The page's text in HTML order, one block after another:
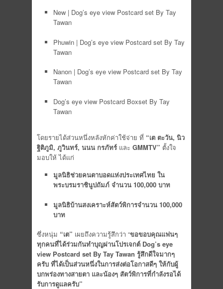
New | Dog’s eye view Postcard set By Tay
Tawan
Phuwin | Dog’s eye view Postcard set By Tay
Tawan
Nanon | Dog’s eye view Postcard set By Tay
Tawan
Dog’s eye view Postcard Boxset By Tay
Tawan
โดยรายได้ส่วนหนึ่งหลังหักค่าใช้จ่าย ที่ “เต ตะวัน, นิว
ฐิติภูมิ, ภูวินทร์, นนน กรภัทร์ และ GMMTV” ตั้งใจ
มอบให้ ได้แก่
มูลนิธิช่วยคนตาบอดแห่งประเทศไทย ใน
พระบรมราชินูปถัมภ์ จำนวน 100,000 บาท
มูลนิธิบ้านสงเคราะห์สัตว์พิการจำนวน 100,000
บาท
ซึ่งหนุ่ม “เต” เผยถึงความรู้สึกว่า “ขอขอบคุณแฟนๆ
ทุกคนที่ได้ร่วมกันทำบุญผ่านโปรเจกต์ Dog’s eye
view Postcard set By Tay Tawan รู้สึกดีใจมากๆ
ครับ ที่ได้เป็นส่วนหนึ่งในการส่งต่อโอกาสดีๆ ให้กับผู้
บกพร่องทางสายตา และน้องๆ สัตว์พิการที่กำลังรอได้
รับการดูแลครับ”